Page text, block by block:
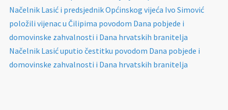
Načelnik Lasić i predsjednik Općinskog vijeća Ivo Simović
položili vijenac u Čilipima povodom Dana pobjede i
domovinske zahvalnosti i Dana hrvatskih branitelja
Načelnik Lasić uputio čestitku povodom Dana pobjede i
domovinske zahvalnosti i Dana hrvatskih branitelja